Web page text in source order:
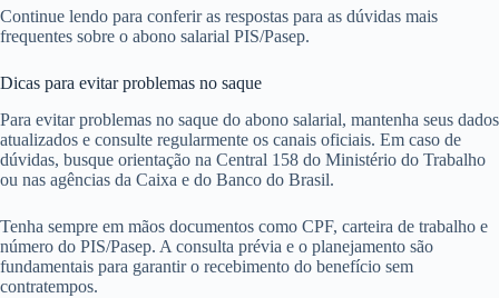
Continue lendo para conferir as respostas para as dúvidas mais
frequentes sobre o abono salarial PIS/Pasep.
Dicas para evitar problemas no saque
Para evitar problemas no saque do abono salarial, mantenha seus dados
atualizados e consulte regularmente os canais oficiais. Em caso de
dúvidas, busque orientação na Central 158 do Ministério do Trabalho
ou nas agências da Caixa e do Banco do Brasil.
Tenha sempre em mãos documentos como CPF, carteira de trabalho e
número do PIS/Pasep. A consulta prévia e o planejamento são
fundamentais para garantir o recebimento do benefício sem
contratempos.